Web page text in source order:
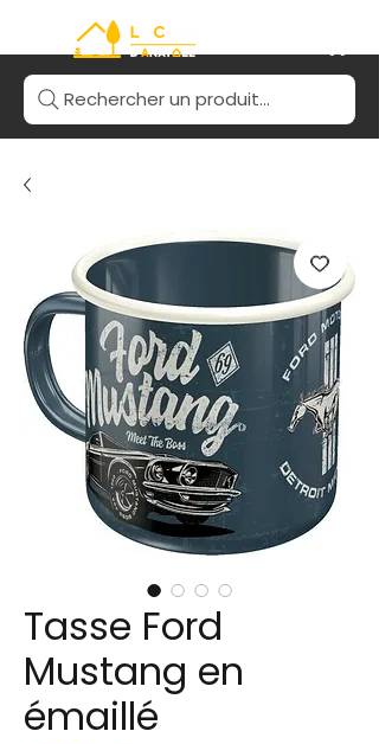
Rechercher un produit...
Tasse Ford
Mustang en
émaillé